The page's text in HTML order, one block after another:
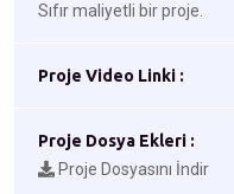
Sıfır maliyetli bir proje.
Proje Video Linki :
Proje Dosya Ekleri :
Proje Dosyasını İndir